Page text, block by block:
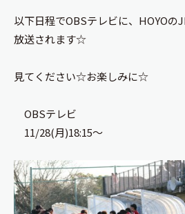
以下日程でOBSテレビに、HOYOの
放送されます☆
見てください☆お楽しみに☆
OBSテレビ
11/28(月)18:15～